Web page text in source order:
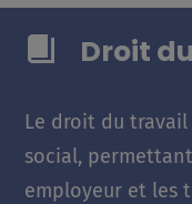
Droit
Le droit du
social,
employeur et les